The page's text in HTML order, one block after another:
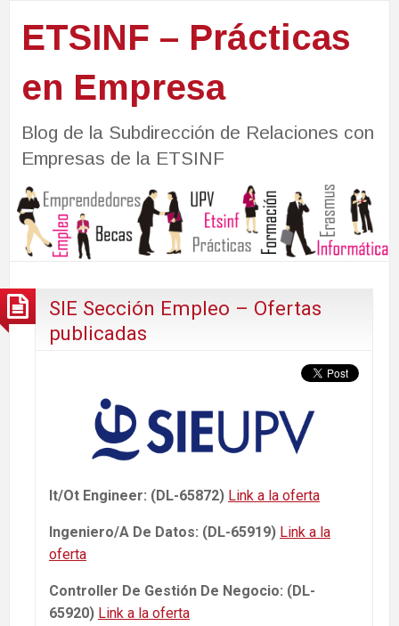
ETSINF – Prácticas
en Empresa
Blog de la Subdirección de Relaciones con
Empresas de la ETSINF
SIE Sección Empleo – Ofertas
publicadas
It/Ot Engineer: (DL-65872) Link a la oferta
Ingeniero/A De Datos: (DL-65919) Link a la
oferta
Controller De Gestión De Negocio: (DL-
65920) Link a la oferta